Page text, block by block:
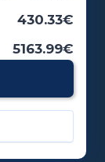
430.33€
5163.99€